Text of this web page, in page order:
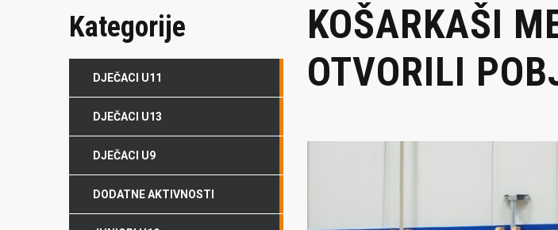
KOŠARKAŠI
OTVORILI
Kategorije
DJEČACI U11
DJEČACI U13
DJEČACI U9
DODATNE AKTIVNOSTI